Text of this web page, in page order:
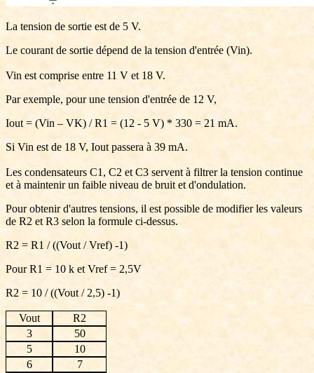
La tension de sortie est de 5 V.
Le courant de sortie dépend de la tension d'entrée (Vin).
Vin est comprise entre 11 V et 18 V.
Par exemple, pour une tension d'entrée de 12 V,
Iout = (Vin – VK) / R1 = (12 - 5 V) * 330 = 21 mA.
Si Vin est de 18 V, Iout passera à 39 mA.
Les condensateurs C1, C2 et C3 servent à filtrer la tension continue
et à maintenir un faible niveau de bruit et d'ondulation.
Pour obtenir d'autres tensions, il est possible de modifier les valeurs
de R2 et R3 selon la formule ci-dessus.
R2 = R1 / ((Vout / Vref) -1)
Pour R1 = 10 k et Vref = 2,5V
R2 = 10 / ((Vout / 2,5) -1)
Vout
R2
3
50
5
10
6
7